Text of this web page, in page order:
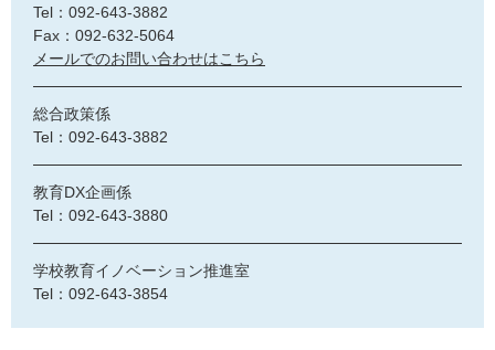
Tel：092-643-3882
Fax：092-632-5064
メールでのお問い合わせはこちら
総合政策係
Tel：092-643-3882
教育DX企画係
Tel：092-643-3880
学校教育イノベーション推進室
Tel：092-643-3854